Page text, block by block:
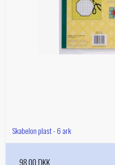
Skabelon plast - 6 ark
98,00 DKK